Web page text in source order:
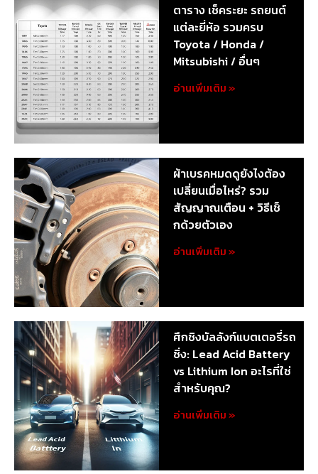
ตาราง เช็คระยะ รถยนต์
แต่ละยี่ห้อ รวมครบ
Toyota / Honda /
Mitsubishi / อื่นๆ
อ่านเพิ่มเติม »
ผ้าเบรคหมดดูยังไงต้อง
เปลี่ยนเมื่อไหร่? รวม
สัญญาณเตือน + วิธีเช็
กด้วยตัวเอง
อ่านเพิ่มเติม »
ศึกชิงบัลลังก์แบตเตอรี่รถ
ซิ่ง: Lead Acid Battery
vs Lithium Ion อะไรที่ใช่
สำหรับคุณ?
อ่านเพิ่มเติม »